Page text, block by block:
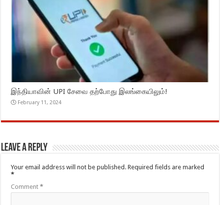
இந்தியாவின் UPI சேவை தற்போது இலங்கையிலும்!
February 11, 2024
Leave a Reply
Your email address will not be published. Required fields are marked
*
Comment*